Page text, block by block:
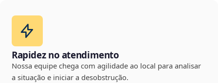
Rapidez no atendimento
Nossa equipe chega com agilidade ao local para analisar
a situação e iniciar a desobstrução.